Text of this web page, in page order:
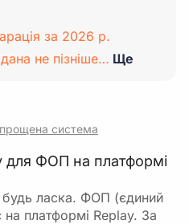
за 2026 р.
не пізніше… Ще
система
для ФОП на платформі
ласка. ФОП (єдиний
платформі Replay. За